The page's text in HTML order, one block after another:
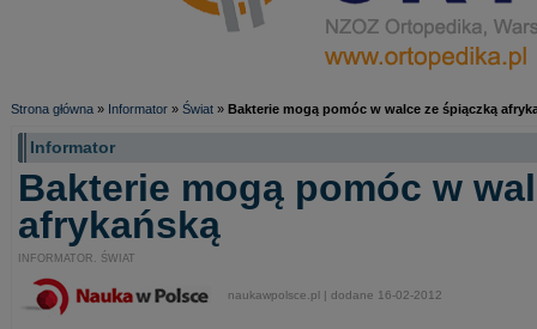
Strona główna » Informator » Świat » Bakterie mogą pomóc w walce ze śpiączką
Informator
Bakterie mogą pomóc w
afrykańską
INFORMATOR. ŚWIAT
naukawpolsce.pl | dodane 16-02-2012